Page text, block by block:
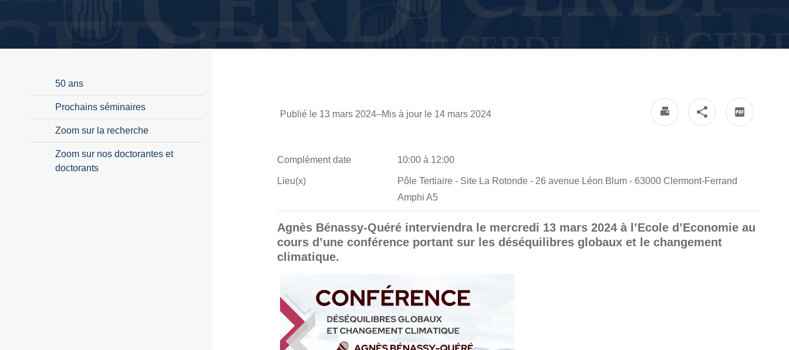
Publié le 13 mars 2024–Mis à jour le 14 mars 2024
Complément date 10:00 à 12:00
Lieu(x)
Pôle Tertiaire - Site La Rotonde - 26 avenue Léon Blum - 63000 Clermont-Ferrand
Amphi A5
Agnès Bénassy-Quéré interviendra le mercredi 13 mars 2024 à l’Ecole d’Economie au
cours d’une conférence portant sur les déséquilibres globaux et le changement
climatique.
50 ans
Prochains séminaires
Zoom sur la recherche
Zoom sur nos doctorantes et
doctorants